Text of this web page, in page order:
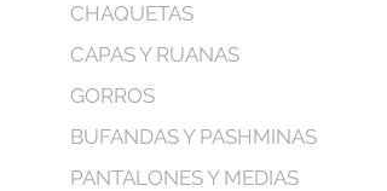
CHAQUETAS
CAPAS Y RUANAS
GORROS
BUFANDAS Y PASHMINAS
PANTALONES Y MEDIAS